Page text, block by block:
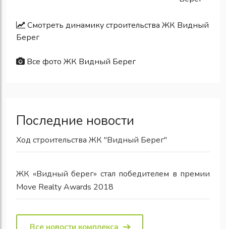
Смотреть динамику строительства ЖК Видный
Берег
Все фото ЖК Видный Берег
Последние новости
Ход строительства ЖК "Видный Берег"
ЖК «Видный берег» стал победителем в премии
Move Realty Awards 2018